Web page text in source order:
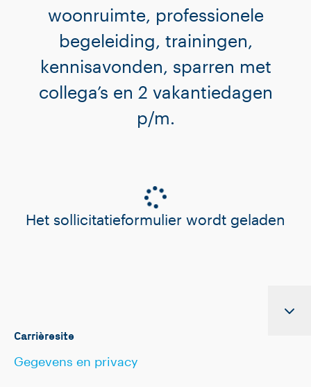
woonruimte, professionele
begeleiding, trainingen,
kennisavonden, sparren met
collega’s en 2 vakantiedagen
p/m.
Het sollicitatieformulier wordt geladen
Carrièresite
Gegevens en privacy